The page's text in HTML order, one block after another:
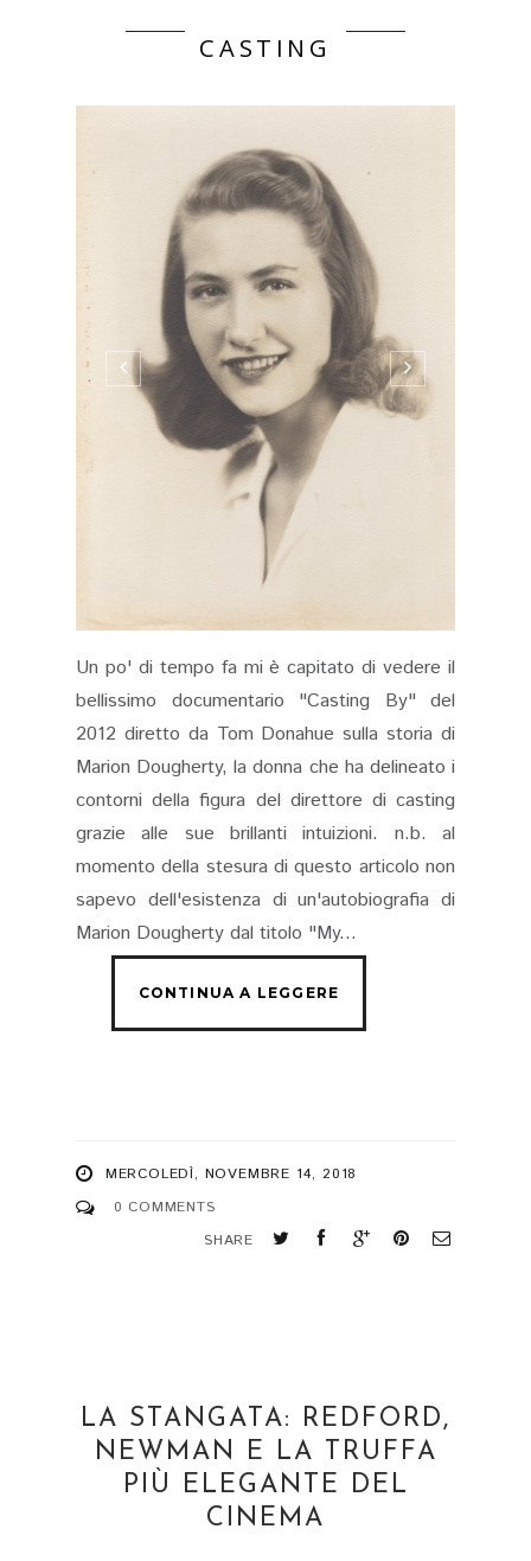
CASTING
Un po' di tempo fa mi è capitato di vedere il
bellissimo documentario "Casting By" del
2012 diretto da Tom Donahue sulla storia di
Marion Dougherty, la donna che ha delineato i
contorni della figura del direttore di casting
grazie alle sue brillanti intuizioni. n.b. al
momento della stesura di questo articolo non
sapevo dell'esistenza di un'autobiografia di
Marion Dougherty dal titolo "My...
MERCOLEDÌ, NOVEMBRE 14, 2018
0 COMMENTS
SHARE
LA STANGATA: REDFORD,
NEWMAN E LA TRUFFA
PIÙ ELEGANTE DEL
CINEMA